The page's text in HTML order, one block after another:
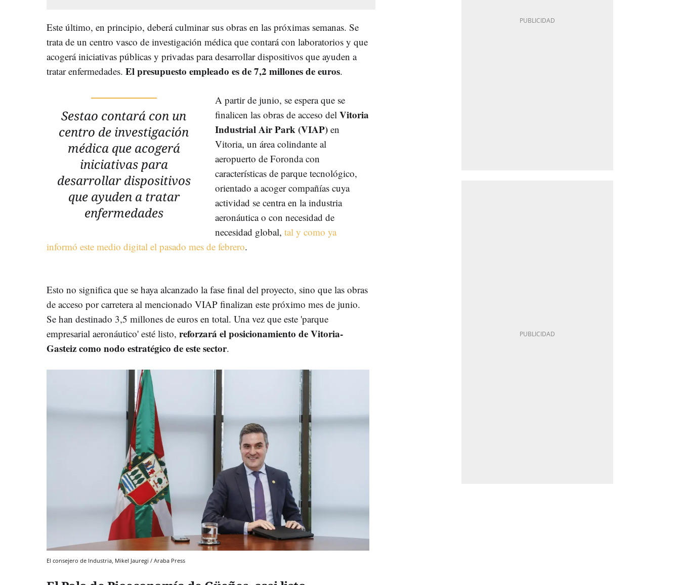
Este último, en principio, deberá culminar sus obras en las próximas semanas. Se
trata de un centro vasco de investigación médica que contará con laboratorios y que
acogerá iniciativas públicas y privadas para desarrollar dispositivos que ayuden a
tratar enfermedades. El presupuesto empleado es de 7,2 millones de euros.
Sestao contará con un
centro de investigación
médica que acogerá
iniciativas para
desarrollar dispositivos
que ayuden a tratar
enfermedades
A partir de junio, se espera que se
finalicen las obras de acceso del Vitoria
Industrial Air Park (VIAP)en
Vitoria, un área colindante al
aeropuerto de Foronda con
características de parque tecnológico,
orientado a acoger compañías cuya
actividad se centra en la industria
aeronáutica o con necesidad de
necesidad global,tal y como ya
informó este medio digital el pasado mes de febrero.
Esto no significa que se haya alcanzado la fase final del proyecto, sino que las obras
de acceso por carretera al mencionado VIAP finalizan este próximo mes de junio.
Se han destinado 3,5 millones de euros en total. Una vez que este 'parque
empresarial aeronáutico' esté listo, reforzará el posicionamiento de Vitoria-
Gasteiz como nodo estratégico de este sector.
El consejero de Industria, Mikel Jauregi / Araba Press